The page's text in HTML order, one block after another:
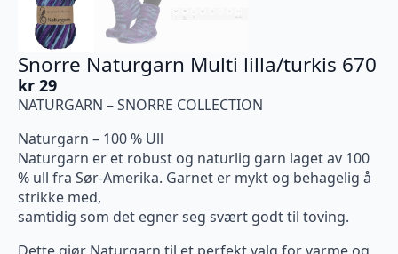
Snorre Naturgarn Multi lilla/turkis 670
kr 29
NATURGARN – SNORRE COLLECTION
Naturgarn – 100 % Ull
Naturgarn er et robust og naturlig garn laget av 100
% ull fra Sør-Amerika. Garnet er mykt og behagelig å
strikke med,
samtidig som det egner seg svært godt til toving.